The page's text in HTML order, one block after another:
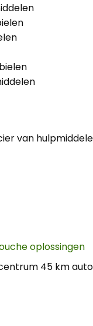
van
oplossingen
45 km auto